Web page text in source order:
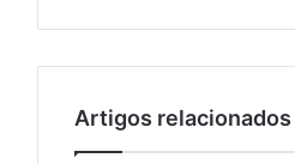
Artigos relacionados